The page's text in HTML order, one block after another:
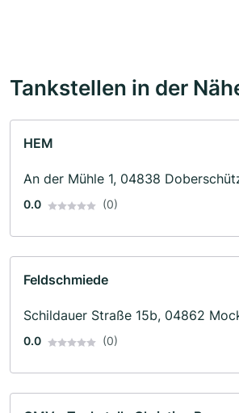
Tankstellen in der
HEM
An der Mühle 1, 04838
0.0 (0)
Feldschmiede
Schildauer Straße 15b, 04862
0.0 (0)